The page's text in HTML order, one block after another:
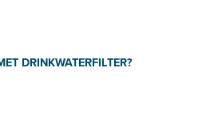
DRINKWATERFILTER?